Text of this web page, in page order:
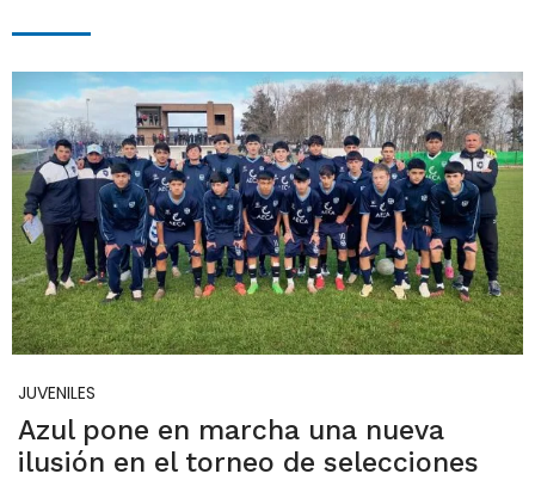
JUVENILES
Azul pone en marcha una nueva
ilusión en el torneo de selecciones